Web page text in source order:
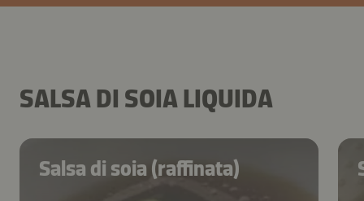
SALSA DI SOIA LIQUIDA
Salsa di soia (raffinata)